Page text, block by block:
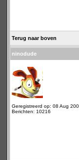
Terug naar boven
ninodude
Geregistreerd op: 08 Aug
Berichten: 10216